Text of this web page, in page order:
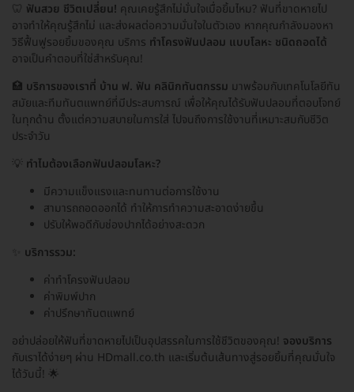
🦷 ฟันสวย ชีวิตเปลี่ยน! คุณเคยรู้สึกไม่มั่นใจเมื่อยิ้มไหม? ฟันที่ขาดหายไป
อาจทำให้คุณรู้สึกไม่ และส่งผลต่อความมั่นใจในตัวเอง หากคุณกำลังมองหา
วิธีฟื้นฟูรอยยิ้มของคุณ บริการ ทำโครงฟันปลอม แบบโลหะ ชนิดถอดได้
อาจเป็นคำตอบที่ใช่สำหรับคุณ!
🏥 บริการของเราที่ บ้าน ฟ. ฟัน คลินิกทันตกรรม มาพร้อมกับเทคโนโลยีทัน
สมัยและทีมทันตแพทย์ที่มีประสบการณ์ เพื่อให้คุณได้รับฟันปลอมที่ตอบโจทย์
ในทุกด้าน ตั้งแต่ความสบายในการใส่ ไปจนถึงการใช้งานที่เหมาะสมกับชีวิต
ประจำวัน
💡 ทำไมต้องเลือกฟันปลอมโลหะ?
มีความแข็งแรงและทนทานต่อการใช้งาน
สามารถถอดออกได้ ทำให้การทำความสะอาดง่ายขึ้น
ปรับให้พอดีกับช่องปากได้อย่างสะดวก
บริการรวม:
ค่าทำโครงฟันปลอม
ค่าพิมพ์ปาก
ค่าปรึกษาทันตแพทย์
อย่าปล่อยให้ฟันที่ขาดหายไปเป็นอุปสรรคในการใช้ชีวิตของคุณ! จองบริการ
กับเราได้ง่ายๆ ผ่าน HDmall.co.th และเริ่มต้นเส้นทางสู่รอยยิ้มที่คุณมั่นใจ
ได้วันนี้! 🌟